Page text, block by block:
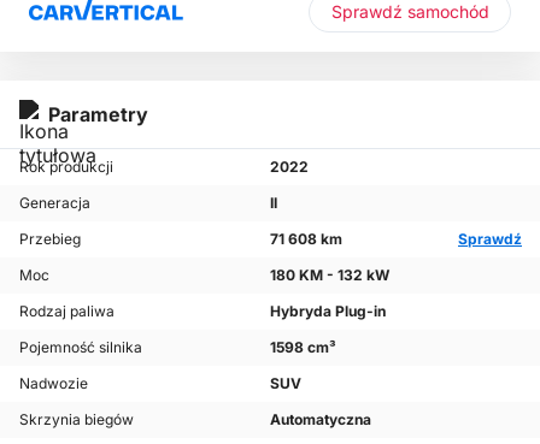
Sprawdź samochód
Parametry
Rok produkcji
2022
Generacja
II
Przebieg
71 608 km
Sprawdź
Moc
180 KM - 132 kW
Rodzaj paliwa
Hybryda Plug-in
Pojemność silnika
1598 cm³
Nadwozie
SUV
Skrzynia biegów
Automatyczna